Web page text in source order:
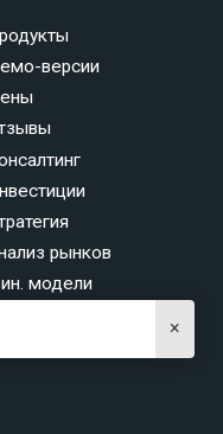
версии
рынков
модели
×